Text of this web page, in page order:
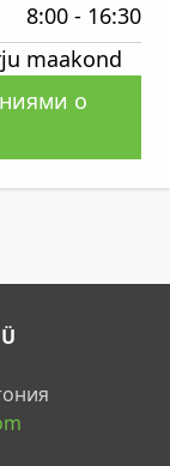
8:00 - 16:30
maakond
о